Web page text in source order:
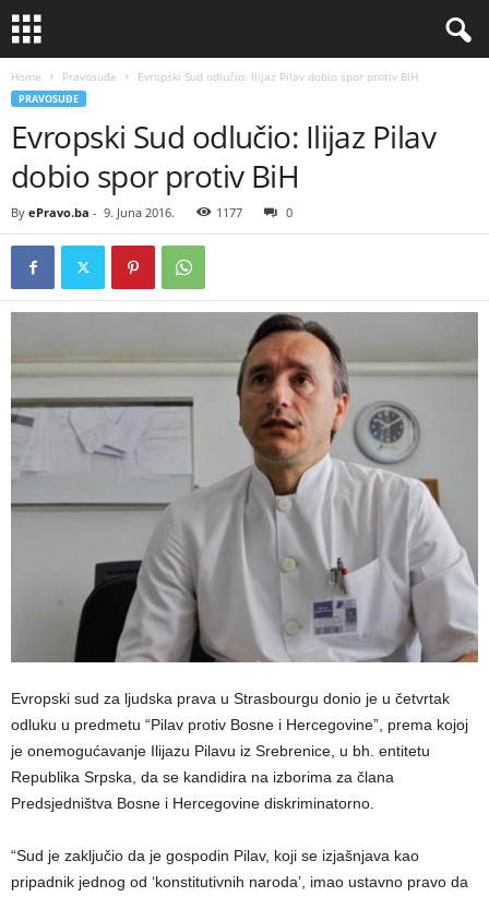
Home Pravosuđe Evropski Sud odlučio: Ilijaz Pilav dobio spor protiv BiH
PRAVOSUĐE
Evropski Sud odlučio: Ilijaz Pilav
dobio spor protiv BiH
By ePravo.ba - 9. Juna 2016. 1177 0
Evropski sud za ljudska prava u Strasbourgu donio je u četvrtak
odluku u predmetu “Pilav protiv Bosne i Hercegovine”, prema kojoj
je onemogućavanje Ilijazu Pilavu iz Srebrenice, u bh. entitetu
Republika Srpska, da se kandidira na izborima za člana
Predsjedništva Bosne i Hercegovine diskriminatorno.
“Sud je zaključio da je gospodin Pilav, koji se izjašnjava kao
pripadnik jednog od ‘konstitutivnih naroda’, imao ustavno pravo da